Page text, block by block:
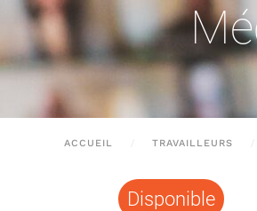
ACCUEIL TRAVAILLEURS
Disponible